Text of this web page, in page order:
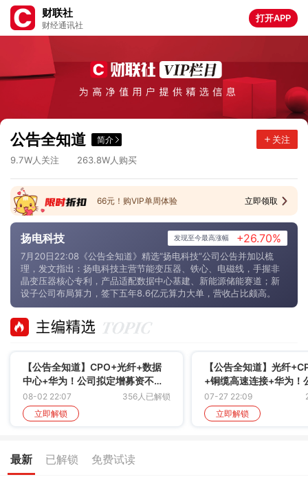
财联社
财经通讯社
打开APP
公告全知道 简介 关注
5
6
9
9
.
.
.
.
3
3
5
7W人关注
6
9
5
3
2
3
0
4
9
6
9
8
0
3
.
.
.
.
.
0
2
3
0
8
8W人购买
66元！购VIP单周体验 立即领取
扬电科技 发现至今最高涨幅 +26.70%
7月20日22:08《公告全知道》精选“扬电科技”公司公告并加以梳
理，发文指出：扬电科技主营节能变压器、铁心、电磁线，手握非
晶变压器核心专利，产品适配数据中心基建、新能源储能赛道；新
设子公司布局算力，签下五年8.6亿元算力大单，营收占比颇高。
【公告全知道】CPO+光纤+数据
中心+华为！公司拟定增募资不超
12亿元用于高速光模块项目等
08-02 22:07
356人已解锁
立即解锁
【公告全知道】光纤
+铜缆高速连接+华为！
45亿元光纤光缆长期合
07-27 22:09
立即解锁
最新 已解锁 免费试读